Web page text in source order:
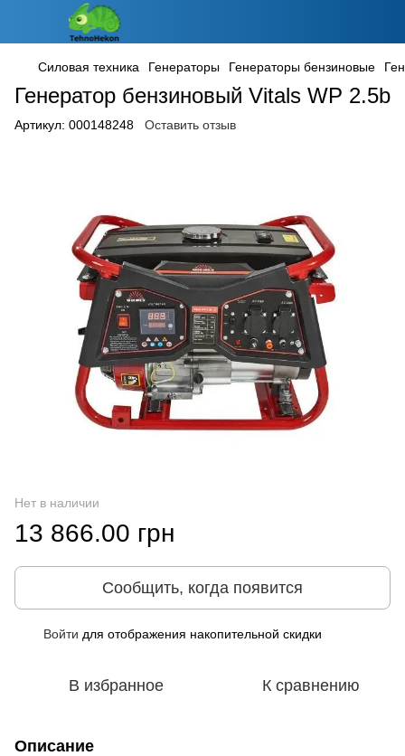
Силовая техника Генераторы Генераторы бензиновые
Генератор бензиновый Vitals WP 2.5b
Артикул: 000148248 Оставить отзыв
Нет в наличии
13 866.00 грн
Сообщить, когда появится
Войти для отображения накопительной скидки
В избранное К сравнению
Описание